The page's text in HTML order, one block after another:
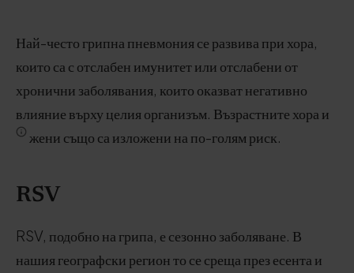
Най-често грипна пневмония се развива при хора,
които са с отслабен имунитет или отслабени от
хронични заболявания, които оказват негативно
влияние върху целия организъм. Възрастните хора и
жени също са изложени на по-голям риск.
RSV
RSV, подобно на грипа, е сезонно заболяване. В
нашия географски регион то се среща през есента и